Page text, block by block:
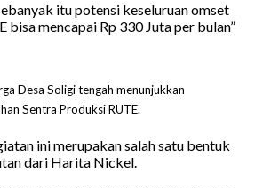
itu potensi keseluruan omset
bisa mencapai Rp 330 Juta per bulan”
Desa Soligi tengah menunjukkan
Sentra Produksi RUTE.
ini merupakan salah satu bentuk
dari Harita Nickel.